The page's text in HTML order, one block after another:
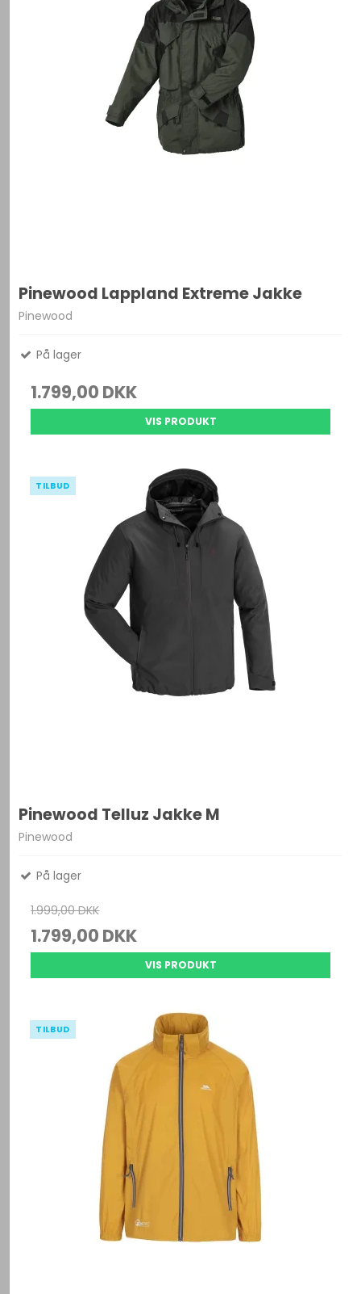
Pinewood Lappland Extreme Jakke
Pinewood
På lager
1.799,00 DKK
VIS PRODUKT
TILBUD
Pinewood Telluz Jakke M
Pinewood
På lager
1.999,00 DKK
1.799,00 DKK
VIS PRODUKT
TILBUD